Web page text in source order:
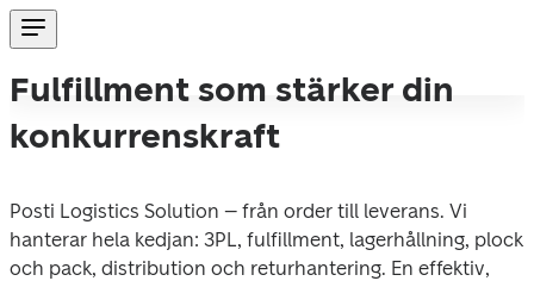
Fulfillment som stärker din
konkurrenskraft
Posti Logistics Solution – från order till leverans. Vi
hanterar hela kedjan: 3PL, fulfillment, lagerhållning, plock
och pack, distribution och returhantering. En effektiv,